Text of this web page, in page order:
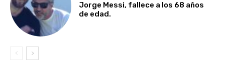
Jorge Messi, fallece a los 68 años
de edad.